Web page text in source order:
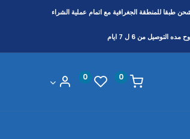
طبقاللمنطقةالجغرافية مع اتمام عملية الشراء
مده التوصيل من 6 ل 7 ايام
0
0